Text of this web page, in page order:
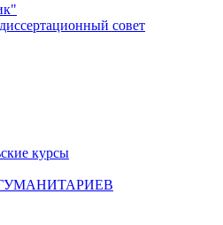
совет
курсы